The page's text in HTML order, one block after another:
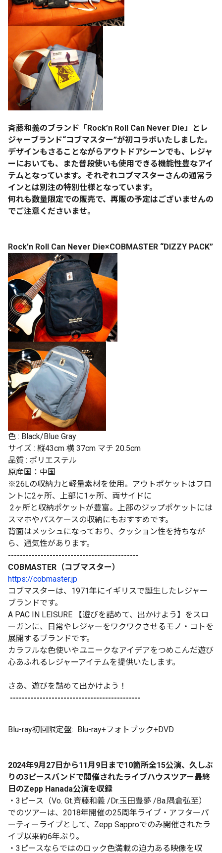
斉藤和義のブランド「Rock’n Roll Can Never Die」とレ
ジャーブランド“コブマスター”が初コラボいたしました。
デザインもさることながらアウトドアシーンでも、レジャ
ーにおいても、また普段使いも使用できる機能性豊なアイ
テムとなっています。それぞれコブマスターさんの通常ラ
インとは別注の特別仕様となっています。
何れも数量限定での販売で、再販の予定はございませんの
でご注意くださいませ。
Rock’n Roll Can Never Die×COBMASTER “DIZZY PACK”
色 : Black/Blue Gray
サイズ : 縦43cm 横 37cm マチ 20.5cm
品質 : ポリエステル
原産国：中国
※26Lの収納力と軽量素材を使用。アウトポケットはフロ
ントに2ヶ所、上部に1ヶ所、両サイドに
2ヶ所と収納ポケットが豊富。上部のジップポケットには
スマホやパスケースの収納にもおすすめです。
背面はメッシュになっており、クッション性を持ちなが
ら、通気性があります。
--------------------------------------------
COBMASTER（コブマスター）
https://cobmaster.jp
コブマスターは、1971年にイギリスで誕生したレジャー
ブランドです。
A PAC IN LEISURE 【遊びを詰めて、出かけよう】をスロ
ーガンに、日常やレジャーをワクワクさせるモノ・コトを
展開するブランドです。
カラフルな色使いやユニークなアイデアをつめこんだ遊び
心あふれるレジャーアイテムを提供いたします。
さあ、遊びを詰めて出かけよう！
--------------------------------------------
Blu-ray初回限定盤: Blu-ray+フォトブック+DVD
2024年9月27日から11月9日まで10箇所全15公演、久しぶ
りの3ピースバンドで開催されたライブハウスツアー最終
日のZepp Hanada公演を収録
・3ピース（Vo. Gt.斉藤和義 /Dr.玉田豊夢 /Ba.隅倉弘至）
でのツアーは、2018年開催の25周年ライブ・アフターパ
ーティーライブとして、Zepp Sapproでのみ開催されたラ
イブ以来約6年ぶり。
・3ピースならではのロック色満載の迫力ある映像を収